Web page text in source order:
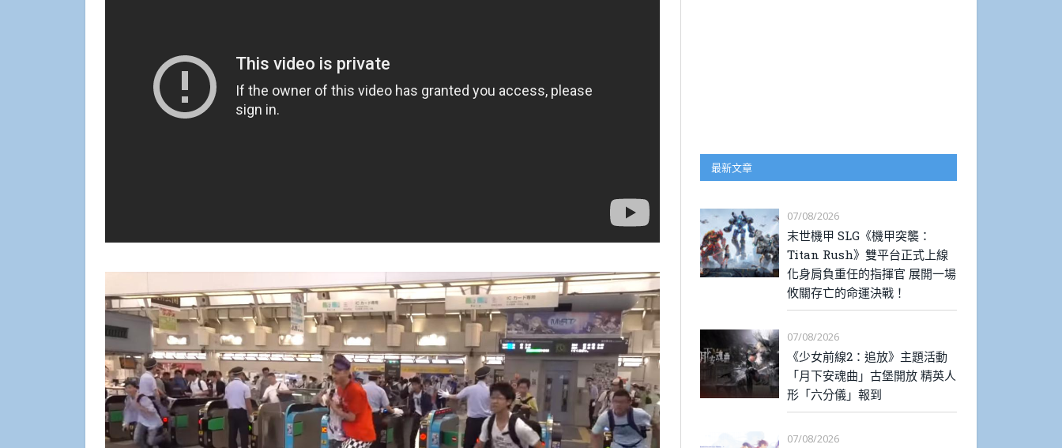
最新文章
07/08/2026
末世機甲 SLG《機甲突襲：
Titan Rush》雙平台正式上線
化身肩負重任的指揮官 展開一場
攸關存亡的命運決戰！
07/08/2026
《少女前線2：追放》主題活動
「月下安魂曲」古堡開放 精英人
形「六分儀」報到
07/08/2026